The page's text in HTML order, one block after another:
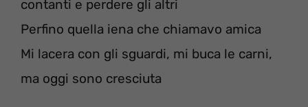
contanti e perdere gli altri
Perfino quella iena che chiamavo amica
Mi lacera con gli sguardi, mi buca le carni,
ma oggi sono cresciuta